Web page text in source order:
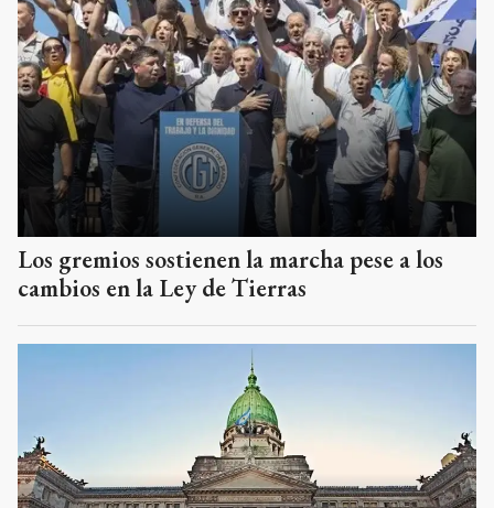
Los gremios sostienen la marcha pese a los
cambios en la Ley de Tierras